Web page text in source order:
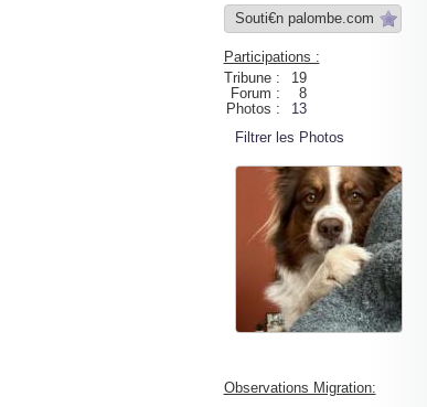
Souti€n palombe.com
Participations :
Tribune :
19
Forum :
8
Photos :
13
Filtrer les Photos
Observations Migration: